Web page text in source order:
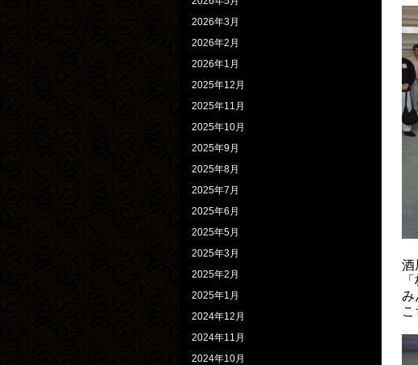
酒
み
2026年3月
2026年2月
2026年1月
2025年12月
2025年11月
2025年10月
2025年9月
2025年8月
2025年7月
2025年6月
2025年5月
2025年3月
2025年2月
2025年1月
2024年12月
2024年11月
2024年10月